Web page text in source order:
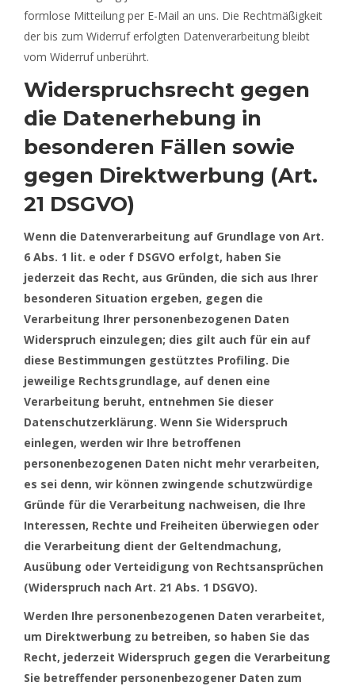
formlose Mitteilung per E-Mail an uns. Die Rechtmäßigkeit
der bis zum Widerruf erfolgten Datenverarbeitung bleibt
vom Widerruf unberührt.
Widerspruchsrecht gegen
die Datenerhebung in
besonderen Fällen sowie
gegen Direktwerbung (Art.
21 DSGVO)
Wenn die Datenverarbeitung auf Grundlage von Art.
6 Abs. 1 lit. e oder f DSGVO erfolgt, haben Sie
jederzeit das Recht, aus Gründen, die sich aus Ihrer
besonderen Situation ergeben, gegen die
Verarbeitung Ihrer personenbezogenen Daten
Widerspruch einzulegen; dies gilt auch für ein auf
diese Bestimmungen gestütztes Profiling. Die
jeweilige Rechtsgrundlage, auf denen eine
Verarbeitung beruht, entnehmen Sie dieser
Datenschutzerklärung. Wenn Sie Widerspruch
einlegen, werden wir Ihre betroffenen
personenbezogenen Daten nicht mehr verarbeiten,
es sei denn, wir können zwingende schutzwürdige
Gründe für die Verarbeitung nachweisen, die Ihre
Interessen, Rechte und Freiheiten überwiegen oder
die Verarbeitung dient der Geltendmachung,
Ausübung oder Verteidigung von Rechtsansprüchen
(Widerspruch nach Art. 21 Abs. 1 DSGVO).
Werden Ihre personenbezogenen Daten verarbeitet,
um Direktwerbung zu betreiben, so haben Sie das
Recht, jederzeit Widerspruch gegen die Verarbeitung
Sie betreffender personenbezogener Daten zum